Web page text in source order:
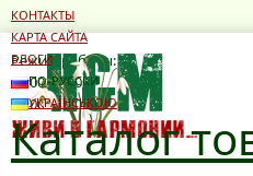
Режим работы:
10:00 - 19:00
10:00 - 16:00
Каталог
КОНТАКТЫ
КАРТА САЙТА
БЛОГИ
ПО-РУССКИ
УКРАЇНСЬКОЮ